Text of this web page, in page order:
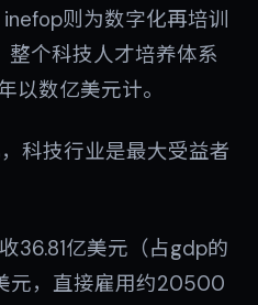
则为数字化再培训
个科技人才培养体系
以数亿美元计。
科技行业是最大受益者
36.81亿美元（占gdp的
元，直接雇用约20500